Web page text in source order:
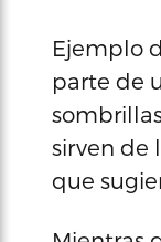
Ejemplo
parte de
sirven de
que